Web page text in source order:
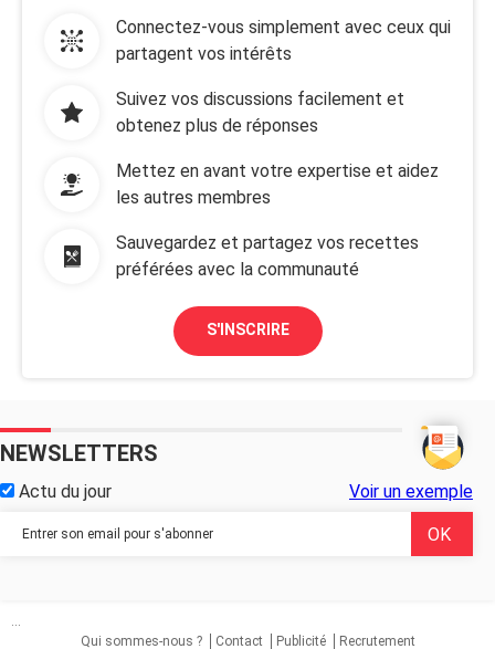
Connectez-vous simplement avec ceux qui
partagent vos intérêts
Suivez vos discussions facilement et
obtenez plus de réponses
Mettez en avant votre expertise et aidez
les autres membres
Sauvegardez et partagez vos recettes
préférées avec la communauté
S'INSCRIRE
NEWSLETTERS
Actu du jour Voir un exemple
...
Qui sommes-nous ?
Contact Publicité Recrutement